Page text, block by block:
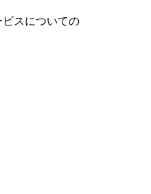
スについての